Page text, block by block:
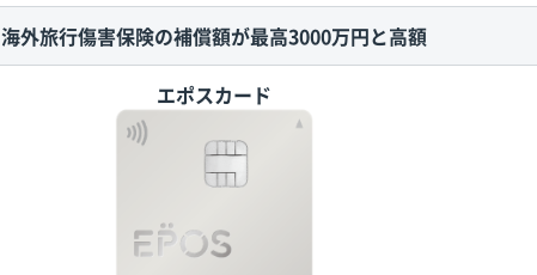
海外旅行傷害保険の補償額が最高3000万円と高額
エポスカード